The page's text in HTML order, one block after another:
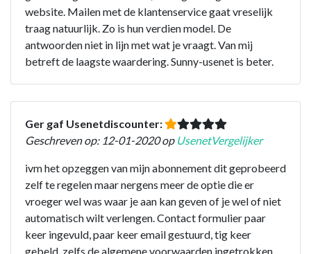
website. Mailen met de klantenservice gaat vreselijk
traag natuurlijk. Zo is hun verdien model. De
antwoorden niet in lijn met wat je vraagt. Van mij
betreft de laagste waardering. Sunny-usenet is beter.
Ger gaf Usenetdiscounter:
Geschreven op: 12-01-2020 op UsenetVergelijker
ivm het opzeggen van mijn abonnement dit geprobeerd
zelf te regelen maar nergens meer de optie die er
vroeger wel was waar je aan kan geven of je wel of niet
automatisch wilt verlengen. Contact formulier paar
keer ingevuld, paar keer email gestuurd, tig keer
gebeld, zelfs de algemene voorwaarden ingetrokken.